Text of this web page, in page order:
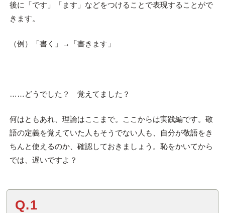
後に「です」「ます」などをつけることで表現することがで
きます。
（例）「書く」→「書きます」
……どうでした？ 覚えてました？
何はともあれ、理論はここまで。ここからは実践編です。敬
語の定義を覚えていた人もそうでない人も、自分が敬語をき
ちんと使えるのか、確認しておきましょう。恥をかいてから
では、遅いですよ？
Q.1